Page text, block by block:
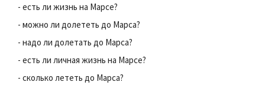
- есть ли жизнь на Марсе?
- можно ли долететь до Марса?
- надо ли долетать до Марса?
- есть ли личная жизнь на Марсе?
- сколько лететь до Марса?